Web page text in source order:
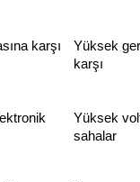
karşı
Yüksek
karşı
Yüksek
sahalar